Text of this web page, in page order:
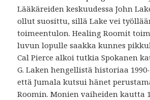
Lääkäreiden keskuudessa John
ollut suosittu, sillä Lake vei
toimeentulon. Healing Roomit
luvun lopulle saakka kunnes
Cal Pierce alkoi tutkia Spokanen
G. Laken hengellistä historiaa
että Jumala kutsui hänet
Roomin. Monien vaiheiden kautta